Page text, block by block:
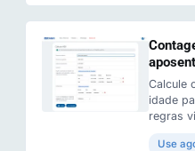
Calcule
idade
regras
Use